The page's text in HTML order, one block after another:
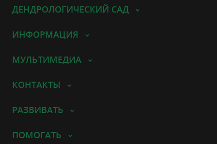
ДЕНДРОЛОГИЧЕСКИЙ САД
ИНФОРМАЦИЯ
МУЛЬТИМЕДИА
КОНТАКТЫ
РАЗВИВАТЬ
ПОМОГАТЬ